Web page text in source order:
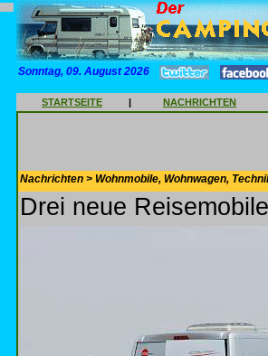
Sonntag, 09. August 2026
STARTSEITE | NACHRICHTEN
Nachrichten > Wohnmobile, Wohnwagen,
Drei neue